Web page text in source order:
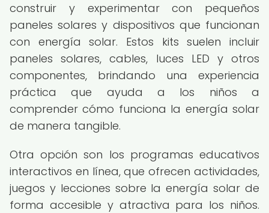
construir y experimentar con pequeños
paneles solares y dispositivos que funcionan
con energía solar. Estos kits suelen incluir
paneles solares, cables, luces LED y otros
componentes, brindando una experiencia
práctica que ayuda a los niños a
comprender cómo funciona la energía solar
de manera tangible.
Otra opción son los programas educativos
interactivos en línea, que ofrecen actividades,
juegos y lecciones sobre la energía solar de
forma accesible y atractiva para los niños.